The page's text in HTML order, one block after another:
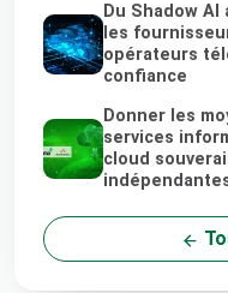
Du Shadow
les
opérateurs
confiance
Donner les
services
cloud